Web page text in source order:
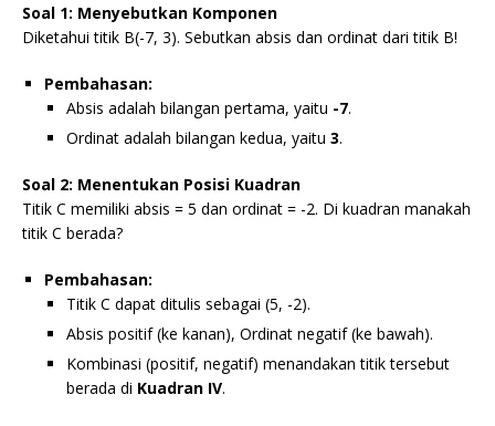
Soal 1: Menyebutkan Komponen
Diketahui titik B(-7, 3). Sebutkan absis dan ordinat dari titik B!
Pembahasan:
Absis adalah bilangan pertama, yaitu -7.
Ordinat adalah bilangan kedua, yaitu 3.
Soal 2: Menentukan Posisi Kuadran
Titik C memiliki absis = 5 dan ordinat = -2. Di kuadran manakah
titik C berada?
Pembahasan:
Titik C dapat ditulis sebagai (5, -2).
Absis positif (ke kanan), Ordinat negatif (ke bawah).
Kombinasi (positif, negatif) menandakan titik tersebut
berada di Kuadran IV.